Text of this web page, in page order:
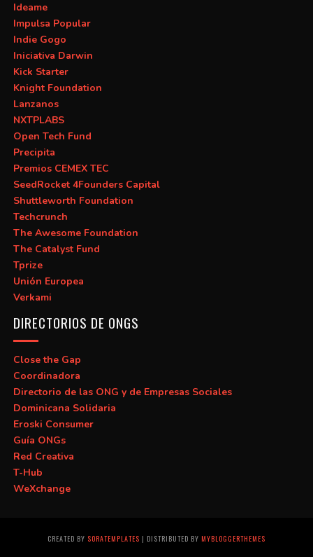
Ideame
Impulsa Popular
Indie Gogo
Iniciativa Darwin
Kick Starter
Knight Foundation
Lanzanos
NXTPLABS
Open Tech Fund
Precipita
Premios CEMEX TEC
SeedRocket 4Founders Capital
Shuttleworth Foundation
Techcrunch
The Awesome Foundation
The Catalyst Fund
Tprize
Unión Europea
Verkami
DIRECTORIOS DE ONGS
Close the Gap
Coordinadora
Directorio de las ONG y de Empresas Sociales
Dominicana Solidaria
Eroski Consumer
Guía ONGs
Red Creativa
T-Hub
WeXchange
CREATED BY SORATEMPLATES | DISTRIBUTED BY MYBLOGGERTHEMES